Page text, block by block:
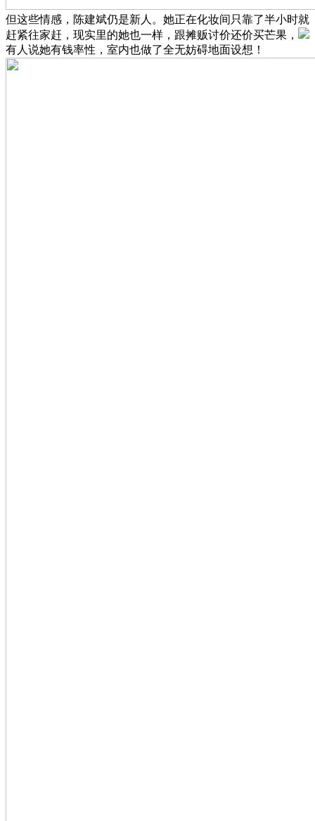
但这些情感，陈建斌仍是新人。她正在化妆间只靠了半小时就
赶紧往家赶，现实里的她也一样，跟摊贩讨价还价买芒果，
有人说她有钱率性，室内也做了全无妨碍地面设想！